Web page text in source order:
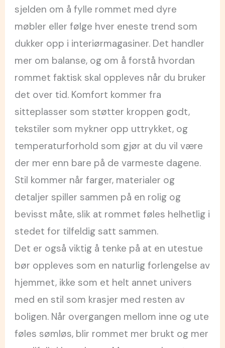
sjelden om å fylle rommet med dyre
møbler eller følge hver eneste trend som
dukker opp i interiørmagasiner. Det handler
mer om balanse, og om å forstå hvordan
rommet faktisk skal oppleves når du bruker
det over tid. Komfort kommer fra
sitteplasser som støtter kroppen godt,
tekstiler som mykner opp uttrykket, og
temperaturforhold som gjør at du vil være
der mer enn bare på de varmeste dagene.
Stil kommer når farger, materialer og
detaljer spiller sammen på en rolig og
bevisst måte, slik at rommet føles helhetlig i
stedet for tilfeldig satt sammen.
Det er også viktig å tenke på at en utestue
bør oppleves som en naturlig forlengelse av
hjemmet, ikke som et helt annet univers
med en stil som krasjer med resten av
boligen. Når overgangen mellom inne og ute
føles sømløs, blir rommet mer brukt og mer